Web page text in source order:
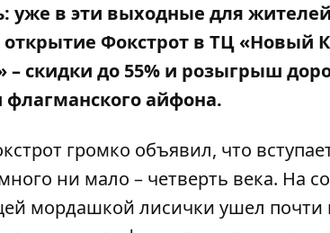
уже в эти выходные для жителей
Фокстрот в ТЦ «Новый
– скидки до 55% и розыгрыш
флагманского айфона.
громко объявил, что
ни мало – четверть века. На
мордашкой лисички ушел почти